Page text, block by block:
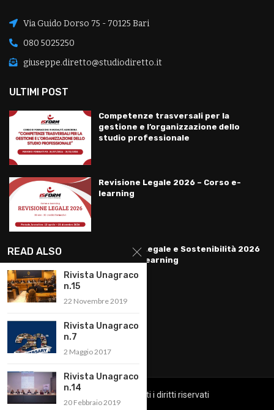
Via Guido Dorso 75 - 70125 Bari
080 5025250
giuseppe.diretto@studiodiretto.it
ULTIMI POST
Competenze trasversali per la
gestione e l’organizzazione dello
studio professionale
Revisione Legale 2026 – Corso e-
learning
Revisione Legale e Sostenibilità 2026
– Corso e-learning
LINKS
Privacy Policy
Copyright @2022 Tutti i diritti riservati
READ ALSO
Rivista Unagraco
n.15
22 Novembre 2019
Rivista Unagraco
n.7
2 Maggio 2017
Rivista Unagraco
n.14
20 Febbraio 2019